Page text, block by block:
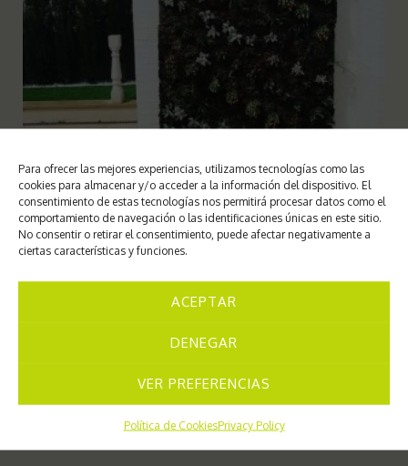
Para ofrecer las mejores experiencias, utilizamos tecnologías como las
cookies para almacenar y/o acceder a la información del dispositivo. El
consentimiento de estas tecnologías nos permitirá procesar datos como el
comportamiento de navegación o las identificaciones únicas en este sitio.
No consentir o retirar el consentimiento, puede afectar negativamente a
ciertas características y funciones.
ACEPTAR
DENEGAR
VER PREFERENCIAS
Política de CookiesPrivacy Policy